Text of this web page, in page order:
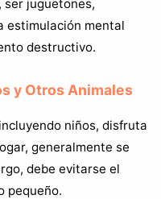
ser juguetones,
estimulación mental
destructivo.
y Otros Animales
niños, disfruta
generalmente se
debe evitarse el
pequeño.